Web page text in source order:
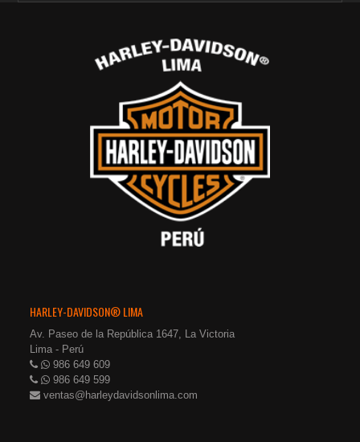
HARLEY-DAVIDSON® LIMA
Av. Paseo de la República 1647, La Victoria
Lima - Perú
986 649 609
986 649 599
ventas@harleydavidsonlima.com